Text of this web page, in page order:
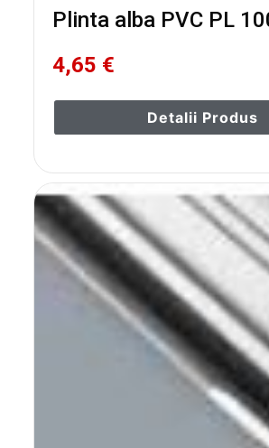
Plinta alba PVC PL
4,65 €
Detalii Produs